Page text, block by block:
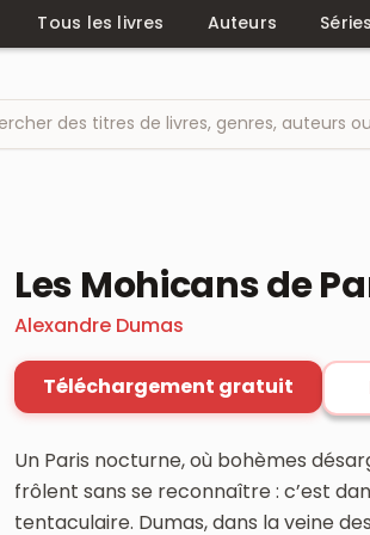
Tous les livres Auteurs Séries
Les Mohicans de
Alexandre Dumas
Téléchargement gratuit
Un Paris nocturne, où bohèmes
frôlent sans se reconnaître : c’est
tentaculaire. Dumas, dans la veine